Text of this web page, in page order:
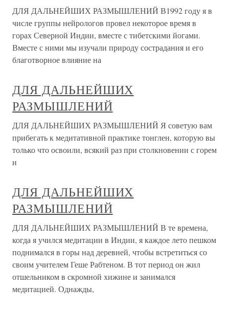
ДЛЯ ДАЛЬНЕЙШИХ РАЗМЫШЛЕНИЙ В1992 году я в
числе группы нейрологов провел некоторое время в
горах Северной Индии, вместе с тибетскими йогами.
Вместе с ними мы изучали природу сострадания и его
благотворное влияние на
ДЛЯ ДАЛЬНЕЙШИХ
РАЗМЫШЛЕНИЙ
ДЛЯ ДАЛЬНЕЙШИХ РАЗМЫШЛЕНИЙ Я советую вам
прибегать к медитативной практике тонглен, которую вы
только что освоили, всякий раз при столкновении с горем
и
ДЛЯ ДАЛЬНЕЙШИХ
РАЗМЫШЛЕНИЙ
ДЛЯ ДАЛЬНЕЙШИХ РАЗМЫШЛЕНИЙ В те времена,
когда я учился медитации в Индии, я каждое лето пешком
поднимался в горы над деревней, чтобы встретиться со
своим учителем Геше Рабтеном. В тот период он жил
отшельником в скромной хижине и занимался
медитацией. Однажды,